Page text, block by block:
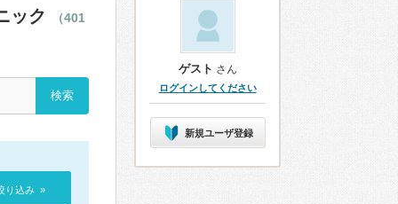
ック （401
り込み »
ゲスト さん
ログインしてください
新規ユーザ登録